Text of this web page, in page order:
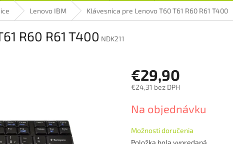
Lenovo IBM Klávesnica pre Lenovo T60 T61 R60 R61 T400
R60 R61 T400 NDK211
€29,90
€24,31 bez DPH
cena:
Na objednávku
Možnosti doručenia